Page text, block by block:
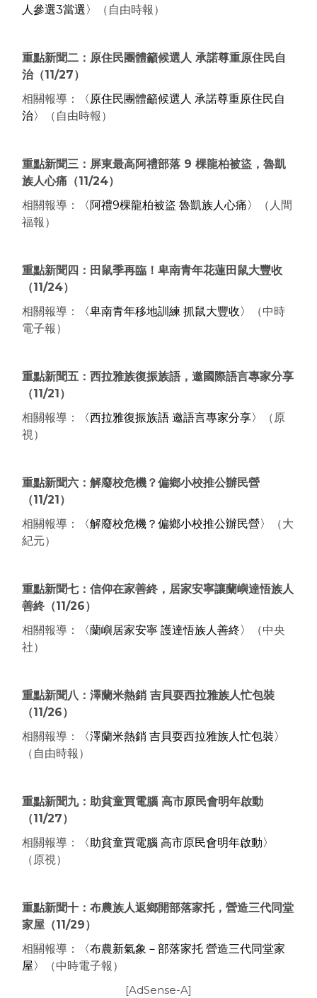
人參選3當選〉
（自由時報）
重點新聞二：原住民團體籲候選人 承諾尊重原住民自
治（11/27）
相關報導：
〈原住民團體籲候選人 承諾尊重原住民自
治〉
（自由時報）
重點新聞三：屏東最高阿禮部落 9 棵龍柏被盜，魯凱
族人心痛 （11/24）
相關報導：
〈阿禮9棵龍柏被盜 魯凱族人心痛〉
（人間
福報）
重點新聞四：田鼠季再臨！卑南青年花蓮田鼠大豐收
（11/24）
相關報導：
〈卑南青年移地訓練 抓鼠大豐收〉
（中時
電子報）
重點新聞五：西拉雅族復振族語，邀國際語言專家分享
（11/21）
相關報導：
〈西拉雅復振族語 邀語言專家分享〉
（原
視）
重點新聞六：解廢校危機？偏鄉小校推公辦民營
（11/21）
相關報導：
〈解廢校危機？偏鄉小校推公辦民營〉
（大
紀元）
重點新聞七：信仰在家善終，居家安寧讓蘭嶼達悟族人
善終 （11/26）
相關報導：
〈蘭嶼居家安寧 護達悟族人善終〉
（中央
社）
重點新聞八：澤蘭米熱銷 吉貝耍西拉雅族人忙包裝
（11/26）
相關報導：
〈澤蘭米熱銷 吉貝耍西拉雅族人忙包裝〉
（自由時報）
重點新聞九：助貧童買電腦 高市原民會明年啟動
（11/27）
相關報導：
〈助貧童買電腦 高市原民會明年啟動〉
（原視）
重點新聞十：布農族人返鄉開部落家托，營造三代同堂
家屋 （11/29）
相關報導：
〈布農新氣象－部落家托 營造三代同堂家
屋〉
（中時電子報）
[AdSense-A]